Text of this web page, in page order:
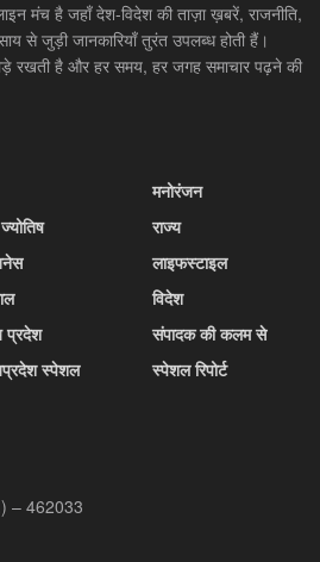
मंच है जहाँ देश-विदेश की ताज़ा ख़बरें, राजनीति,
से जुड़ी जानकारियाँ तुरंत उपलब्ध होती हैं।
रखती है और हर समय, हर जगह समाचार पढ़ने की
प्रदेश
स्पेशल
मनोरंजन
राज्य
लाइफस्टाइल
विदेश
संपादक की कलम से
स्पेशल रिपोर्ट
– 462033